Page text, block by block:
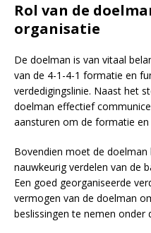
Rol van de
organisatie
De doelman is van vitaal
van de 4-1-4-1 formatie en
verdedigingslinie. Naast het
doelman effectief
aansturen om de formatie
Bovendien moet de doelman
nauwkeurig verdelen van de
Een goed georganiseerde
vermogen van de doelman
beslissingen te nemen onder